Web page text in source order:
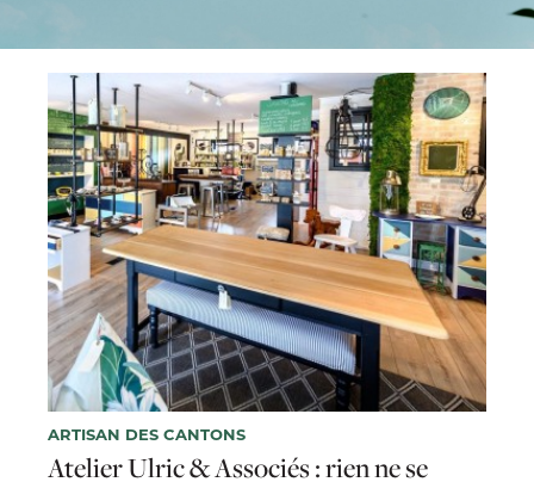
ARTISAN DES CANTONS
Atelier Ulric & Associés : rien ne se